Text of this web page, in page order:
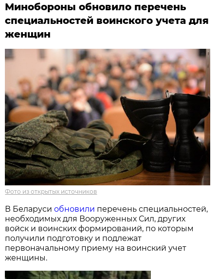
Минобороны обновило перечень
специальностей воинского учета для
женщин
Фото из открытых источников
В Беларусиобновили перечень специальностей,
необходимых для Вооруженных Сил, других
войск и воинских формирований, по которым
получили подготовку и подлежат
первоначальному приему на воинский учет
женщины.